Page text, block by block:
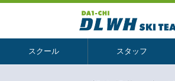
スクール スタッフ